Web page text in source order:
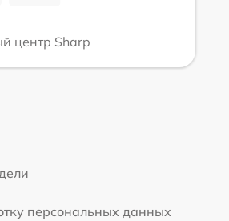
центр Sharp
персональных данных